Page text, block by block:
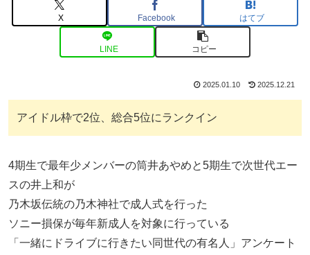
X Facebook はてブ
LINE コピー
2025.01.10 2025.12.21
アイドル枠で2位、総合5位にランクイン
4期生で最年少メンバーの筒井あやめと5期生で次世代エー
スの井上和が
乃木坂伝統の乃木神社で成人式を行った
ソニー損保が毎年新成人を対象に行っている
「一緒にドライブに行きたい同世代の有名人」アンケート